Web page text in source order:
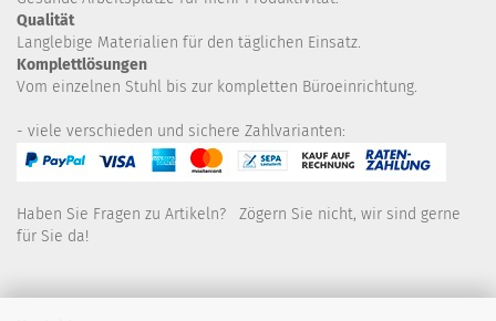
Qualität
Langlebige Materialien für den täglichen Einsatz.
Komplettlösungen
Vom einzelnen Stuhl bis zur kompletten Büroeinrichtung.
- viele verschieden und sichere Zahlvarianten:
Haben Sie Fragen zu Artikeln? Zögern Sie nicht, wir sind gerne
für Sie da!